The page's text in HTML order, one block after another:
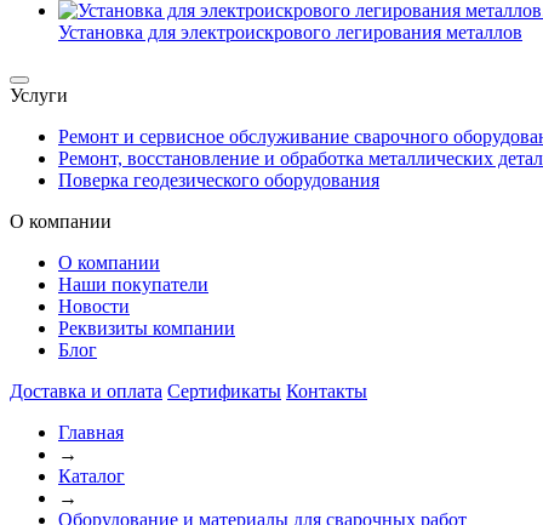
Установка для электроискрового легирования металлов
Услуги
Ремонт и сервисное обслуживание сварочного
Ремонт, восстановление и обработка металлических
Поверка геодезического оборудования
О компании
О компании
Наши покупатели
Новости
Реквизиты компании
Блог
Доставка и оплата Сертификаты Контакты
Главная
→
Каталог
→
Оборудование и материалы для сварочных работ